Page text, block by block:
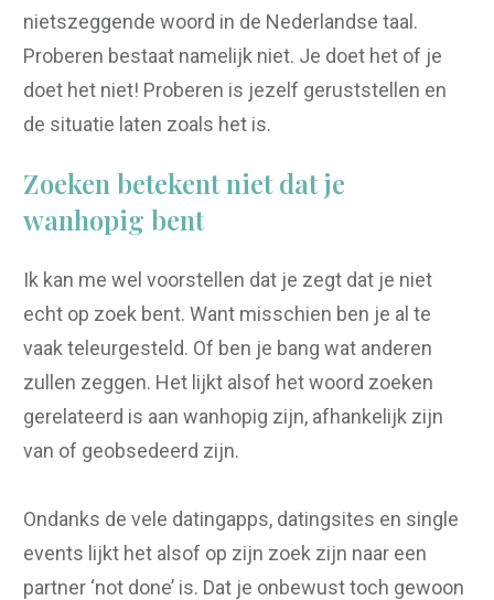
nietszeggende woord in de Nederlandse taal.
Proberen bestaat namelijk niet. Je doet het of je
doet het niet! Proberen is jezelf geruststellen en
de situatie laten zoals het is.
Zoeken betekent niet dat je
wanhopig bent
Ik kan me wel voorstellen dat je zegt dat je niet
echt op zoek bent. Want misschien ben je al te
vaak teleurgesteld. Of ben je bang wat anderen
zullen zeggen. Het lijkt alsof het woord zoeken
gerelateerd is aan wanhopig zijn, afhankelijk zijn
van of geobsedeerd zijn.
Ondanks de vele datingapps, datingsites en single
events lijkt het alsof op zijn zoek zijn naar een
partner ‘not done’ is. Dat je onbewust toch gewoon